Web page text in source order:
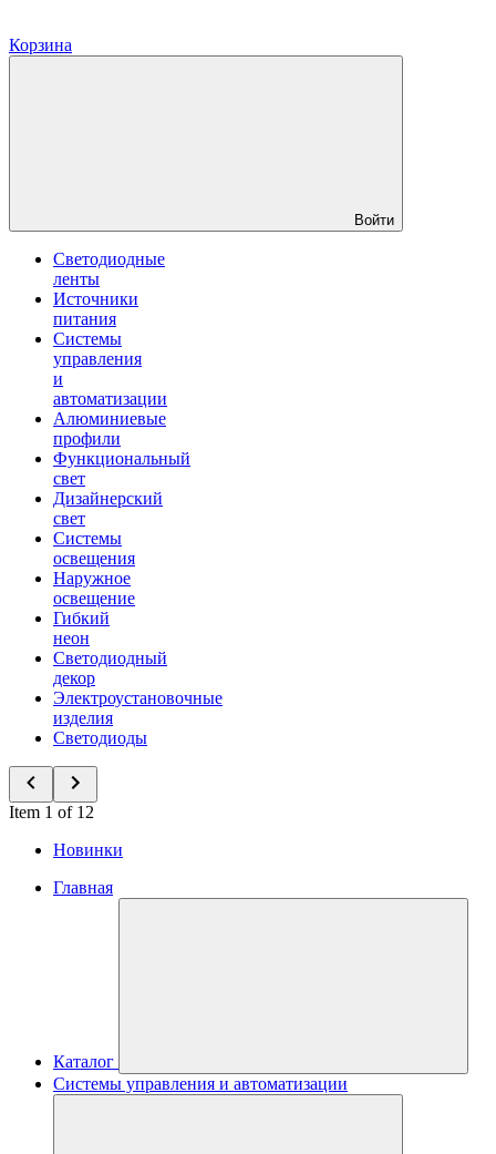
Корзина
Войти
Светодиодные
ленты
Источники
питания
Системы
управления
и
автоматизации
Алюминиевые
профили
Функциональный
свет
Дизайнерский
свет
Системы
освещения
Наружное
освещение
Гибкий
неон
Светодиодный
декор
Электроустановочные
изделия
Светодиоды
Item 1 of 12
Новинки
Главная
Каталог
Системы управления и автоматизации